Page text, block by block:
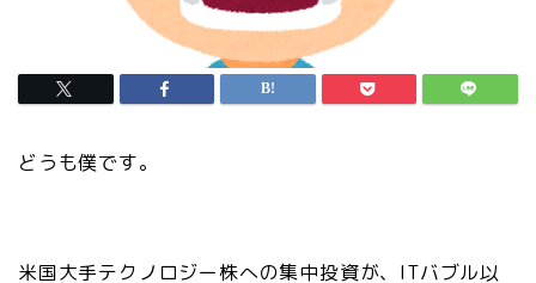
どうも僕です。
米国大手テクノロジー株への集中投資が、ITバブル以